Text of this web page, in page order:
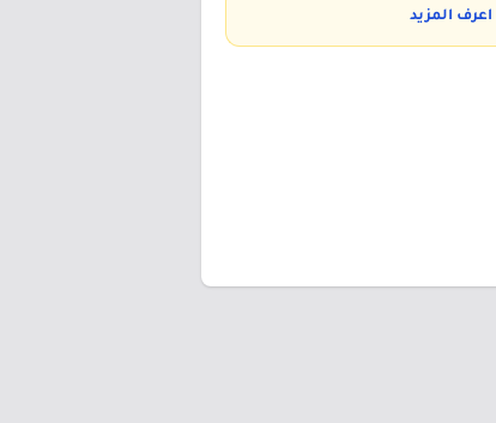
اعرف المزيد